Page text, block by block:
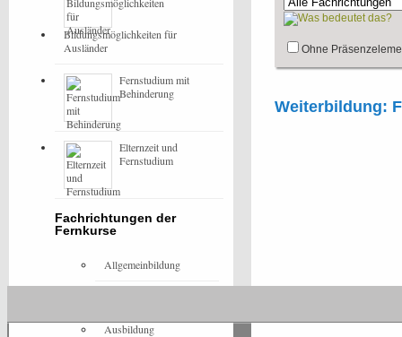
Ohne
Weiterbildung:
Bildungsmöglichkeiten für
Ausländer
Fernstudium mit
Behinderung
Elternzeit und
Fernstudium
Fachrichtungen der
Fernkurse
Allgemeinbildung
Ausbildung